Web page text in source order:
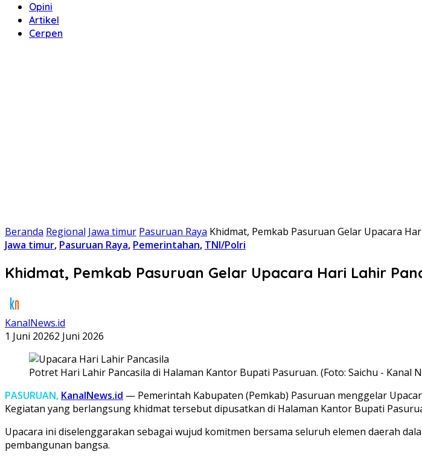
Opini
Artikel
Cerpen
Beranda Regional Jawa timur Pasuruan Raya Khidmat, Pemkab Pasuruan Gelar Upacara
Jawa timur, Pasuruan Raya, Pemerintahan, TNI/Polri
Khidmat, Pemkab Pasuruan Gelar Upacara Hari Lahir
KanalNews.id
1 Juni 20262 Juni 2026
Potret Hari Lahir Pancasila di Halaman Kantor Bupati Pasuruan. (Foto: Saichu - Kanal
PASURUAN, KanalNews.id — Pemerintah Kabupaten (Pemkab) Pasuruan menggelar
Kegiatan yang berlangsung khidmat tersebut dipusatkan di Halaman Kantor Bupati
Upacara ini diselenggarakan sebagai wujud komitmen bersama seluruh elemen daerah
pembangunan bangsa.